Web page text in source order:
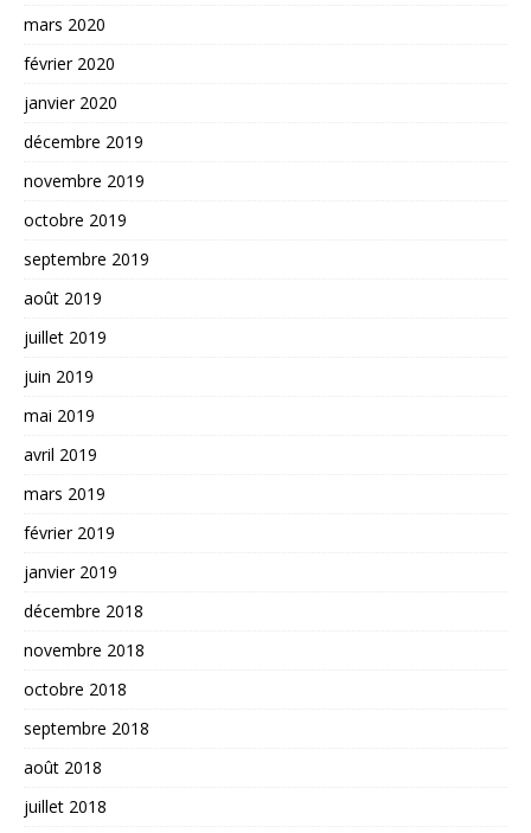
mars 2020
février 2020
janvier 2020
décembre 2019
novembre 2019
octobre 2019
septembre 2019
août 2019
juillet 2019
juin 2019
mai 2019
avril 2019
mars 2019
février 2019
janvier 2019
décembre 2018
novembre 2018
octobre 2018
septembre 2018
août 2018
juillet 2018